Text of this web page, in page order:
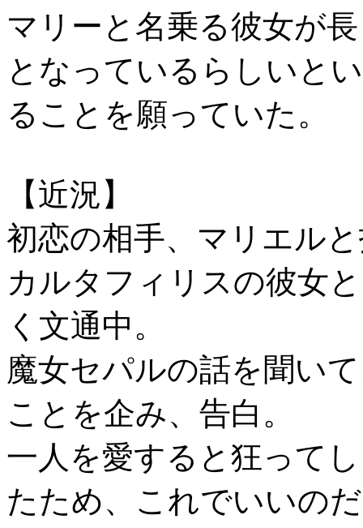
マリーと名乗る彼女が
となっているらしいと
ることを願っていた。
【近況】
初恋の相手、マリエル
カルタフィリスの彼女
く文通中。
魔女セパルの話を聞い
ことを企み、告白。
一人を愛すると狂って
たため、これでいいの